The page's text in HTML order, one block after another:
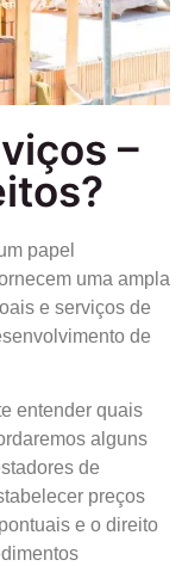
–
papel
uma ampla
e serviços de
de
entender quais
alguns
de
preços
e o direito